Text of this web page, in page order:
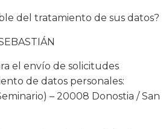
del tratamiento de sus datos?
el envío de solicitudes
de datos personales:
– 20008 Donostia / San